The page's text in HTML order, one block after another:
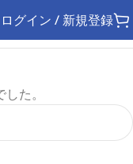
ログイン / 新規登録
た。